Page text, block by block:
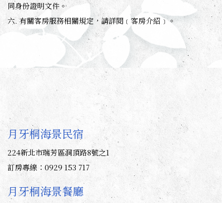
同身份證明文件。
六. 有關客房服務相關規定，請詳閱﹝客房介紹﹞。
月牙桐海景民宿
224新北市瑞芳區洞頂路8號之1
訂房專線：0929 153 717
月牙桐海景餐廳